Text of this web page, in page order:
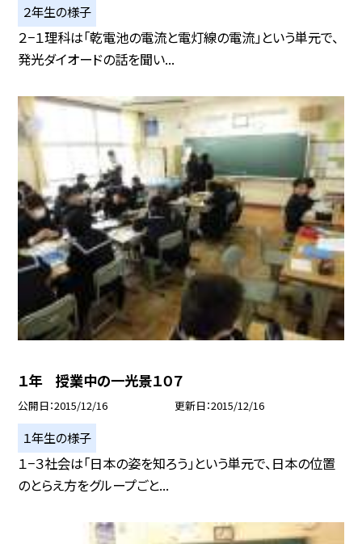
２年生の様子
２−１理科は「乾電池の電流と電灯線の電流」という単元で、
発光ダイオードの話を聞い...
１年 授業中の一光景１０７
公開日 2015/12/16 更新日 2015/12/16
１年生の様子
１−３社会は「日本の姿を知ろう」という単元で、日本の位置
のとらえ方をグループごと...